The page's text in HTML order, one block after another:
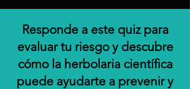
​Responde a este quiz para
evaluar tu riesgo y descubre
cómo la herbolaria científica
puede ayudarte a prevenir y